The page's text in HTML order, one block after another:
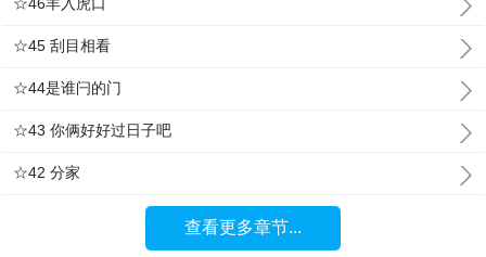
☆45 刮目相看
☆44是谁闩的门
☆43 你俩好好过日子吧
☆42 分家
查看更多章节...